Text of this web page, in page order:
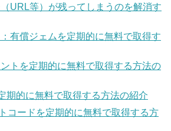
URL等）が残ってしまうのを解消す
有償ジェムを定期的に無料で取得す
トを定期的に無料で取得する方法の
期的に無料で取得する方法の紹介
コードを定期的に無料で取得する方